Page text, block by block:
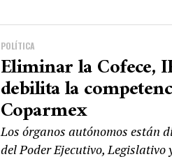
POLÍTICA
Eliminar la Cofece,
debilita la
Coparmex
Los órganos autónomos están
del Poder Ejecutivo, Legislativo